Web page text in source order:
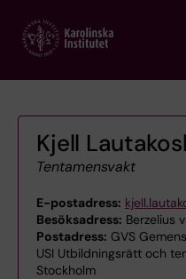
main
Kjell
Tentamensvakt
E-postadress:
Besöksadress: Berzelius
Postadress: GVS
USI Utbildningsrätt och
Stockholm